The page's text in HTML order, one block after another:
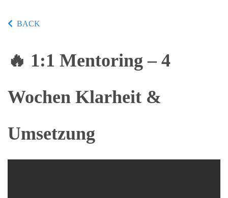
BACK
🔥 1:1 Mentoring – 4
Wochen Klarheit &
Umsetzung